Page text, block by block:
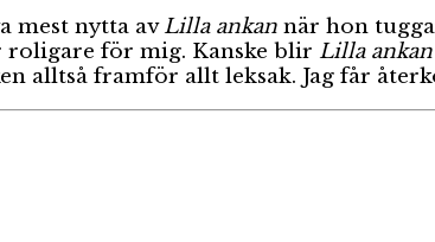
mest nytta avLilla ankan när hon
roligare för mig. Kanske blir Lilla ankan
alltså framför allt leksak. Jag får